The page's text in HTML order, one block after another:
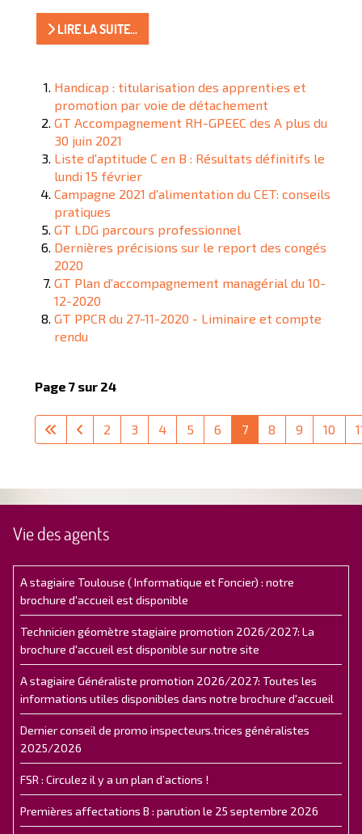
LIRE LA SUITE...
Handicap : titularisation des apprenti·es et
promotion par voie de détachement
GT Accompagnement RH-GPEEC des A plus du
30 juin 2021
Liste d'aptitude C en B : Résultats définitifs le
lundi 15 février
Campagne 2021 d'alimentation du CET: conseils
pratiques
GT LDG parcours professionnel
Dernières précisions sur le report des congés
2020
GT Plan d'accompagnement managérial du 10-
12-2020
GT PPCR du 27-11-2020 - Liminaire et compte
rendu
Page 7 sur 24
2 3 4 5 6 7 8 9 10
Vie des agents
A stagiaire Toulouse ( Informatique et Foncier) : notre
brochure d'accueil est disponible
Technicien géomètre stagiaire promotion 2026/2027: La
brochure d'accueil est disponible sur notre site
A stagiaire Généraliste promotion 2026/2027: Toutes les
informations utiles disponibles dans notre brochure d'accueil
Dernier conseil de promo inspecteurs.trices généralistes
2025/2026
FSR : Circulez il y a un plan d’actions !
Premières affectations B : parution le 25 septembre 2026